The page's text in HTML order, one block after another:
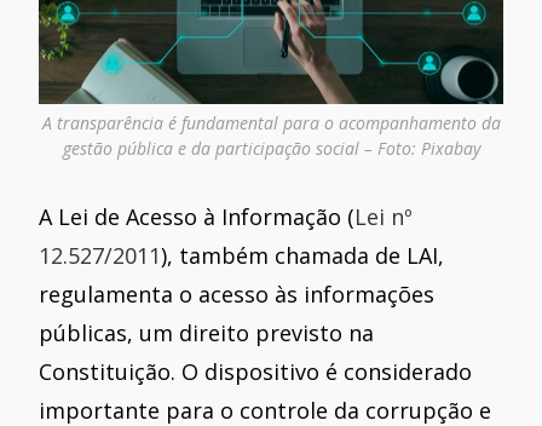
A transparência é fundamental para o acompanhamento da
gestão pública e da participação social – Foto: Pixabay
A Lei de Acesso à Informação (Lei nº
12.527/2011), também chamada de LAI,
regulamenta o acesso às informações
públicas, um direito previsto na
Constituição. O dispositivo é considerado
importante para o controle da corrupção e